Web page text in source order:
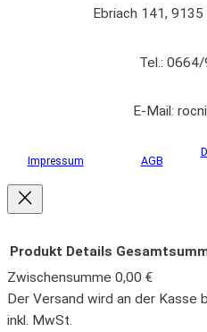
Ebriach 141,
Tel.:
E-Mail:
Impressum AGB
Produkte
Produkt Details
Zwischensumme 0,00 €
Der Versand wird an der Kasse
inkl. MwSt.